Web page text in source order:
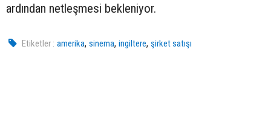
ardından netleşmesi bekleniyor.
Etiketler : amerika,sinema,ingiltere,şirket satışı